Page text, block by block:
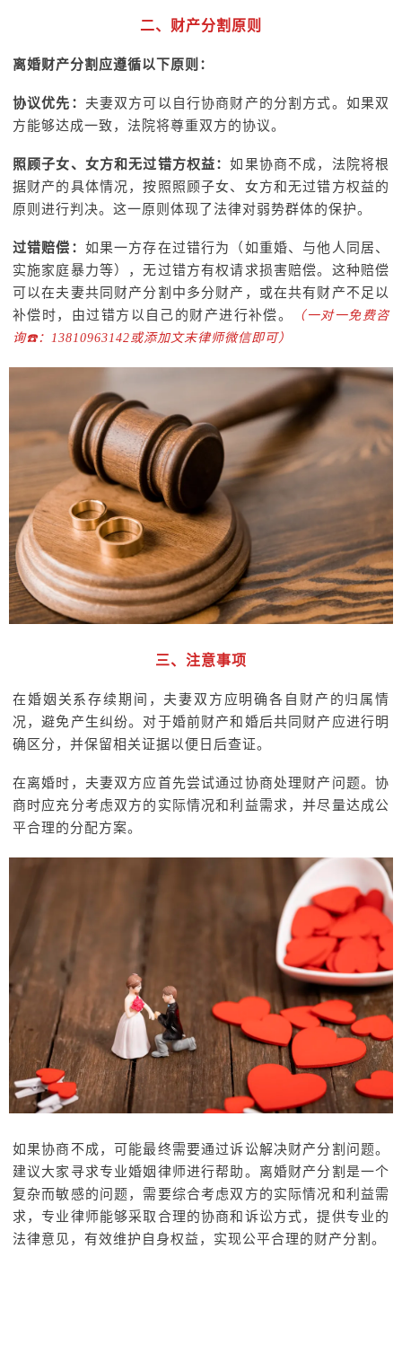
二、财产分割原则
离婚财产分割应遵循以下原则：
协议优先： 夫妻双方可以自行协商财产的分割方式。如果双
方能够达成一致，法院将尊重双方的协议。
照顾子女、女方和无过错方权益：如果协商不成，法院将根
据财产的具体情况，按照照顾子女、女方和无过错方权益的
原则进行判决。这一原则体现了法律对弱势群体的保护。
过错赔偿： 如果一方存在过错行为（如重婚、与他人同居、
实施家庭暴力等），无过错方有权请求损害赔偿。这种赔偿
可以在夫妻共同财产分割中多分财产，或在共有财产不足以
补偿时，由过错方以自己的财产进行补偿。
（一对一免费咨
询☎️：13810963142或添加文末律师微信即可）
三、注意事项
在婚姻关系存续期间，夫妻双方应明确各自财产的归属情
况，避免产生纠纷。对于婚前财产和婚后共同财产应进行明
确区分，并保留相关证据以便日后查证。
在离婚时，夫妻双方应首先尝试通过协商处理财产问题。协
商时应充分考虑双方的实际情况和利益需求，并尽量达成公
平合理的分配方案。
如果协商不成，可能最终需要通过诉讼解决财产分割问题。
建议大家寻求专业婚姻律师进行帮助。离婚财产分割是一个
复杂而敏感的问题，需要综合考虑双方的实际情况和利益需
求，专业律师能够采取合理的协商和诉讼方式，提供专业的
法律意见，有效维护自身权益，实现公平合理的财产分割。